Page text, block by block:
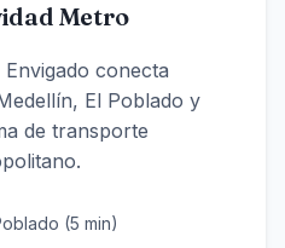
Metro
conecta
El Poblado y
de transporte
(5 min)